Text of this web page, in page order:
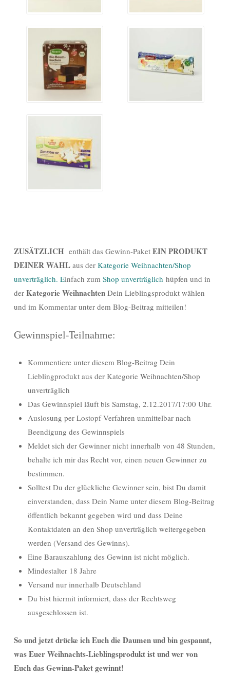
ZUSÄTZLICH enthält das Gewinn-Paket EIN PRODUKT
DEINER WAHL aus der Kategorie Weihnachten/Shop
unverträglich. Einfach zum Shop unverträglich hüpfen und in
der Kategorie Weihnachten Dein Lieblingsprodukt wählen
und im Kommentar unter dem Blog-Beitrag mitteilen!
Gewinnspiel-Teilnahme:
Kommentiere unter diesem Blog-Beitrag Dein
Lieblingprodukt aus der Kategorie Weihnachten/Shop
unverträglich
Das Gewinnspiel läuft bis Samstag, 2.12.2017/17:00 Uhr.
Auslosung per Lostopf-Verfahren unmittelbar nach
Beendigung des Gewinnspiels
Meldet sich der Gewinner nicht innerhalb von 48 Stunden,
behalte ich mir das Recht vor, einen neuen Gewinner zu
bestimmen.
Solltest Du der glückliche Gewinner sein, bist Du damit
einverstanden, dass Dein Name unter diesem Blog-Beitrag
öffentlich bekannt gegeben wird und dass Deine
Kontaktdaten an den Shop unverträglich weitergegeben
werden (Versand des Gewinns).
Eine Barauszahlung des Gewinn ist nicht möglich.
Mindestalter 18 Jahre
Versand nur innerhalb Deutschland
Du bist hiermit informiert, dass der Rechtsweg
ausgeschlossen ist.
So und jetzt drücke ich Euch die Daumen und bin gespannt,
was Euer Weihnachts-Lieblingsprodukt ist und wer von
Euch das Gewinn-Paket gewinnt!